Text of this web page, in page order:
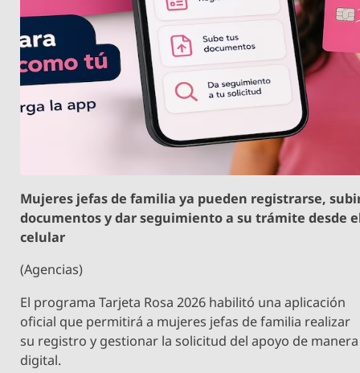
Mujeres jefas de familia ya pueden registrarse,
documentos y dar seguimiento a su trámite desde
celular
(Agencias)
El programa Tarjeta Rosa 2026 habilitó una aplicación
oficial que permitirá a mujeres jefas de familia realizar
su registro y gestionar la solicitud del apoyo de manera
digital.